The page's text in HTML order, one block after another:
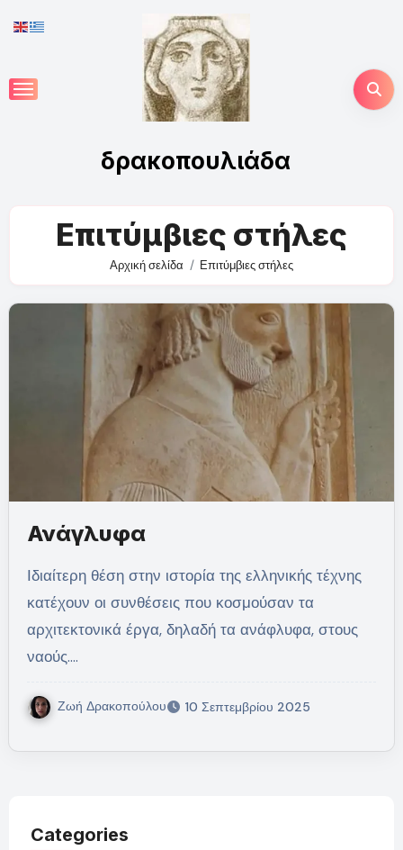
to
δρακοπουλιάδα
Επιτύμβιες στήλες
Αρχική σελίδα Επιτύμβιες στήλες
Ανάγλυφα
Ιδιαίτερη θέση στην ιστορία της ελληνικής τέχνης
κατέχουν οι συνθέσεις που κοσμούσαν τα
αρχιτεκτονικά έργα, δηλαδή τα ανάφλυφα, στους
ναούς.…
Ζωή Δρακοπούλου 10 Σεπτεμβρίου 2025
Categories